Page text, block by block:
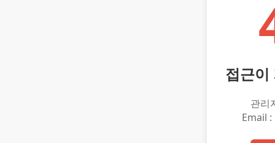
접근이
관리
Email